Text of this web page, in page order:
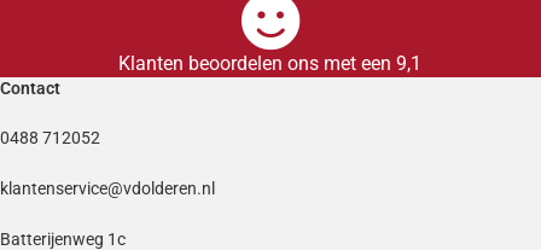
Klanten beoordelen ons met een 9,1
Contact
0488 712052
klantenservice@vdolderen.nl
Batterijenweg 1c